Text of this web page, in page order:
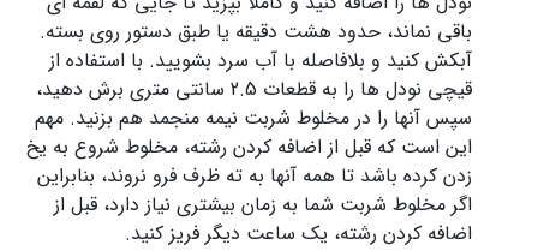
باقی نماند، حدود هشت دقیقه یا طبق دستور روی بسته.
آبکش کنید و بلافاصله با آب سرد بشویید. با استفاده از
قیچی نودل ها را به قطعات 2.5 سانتی متری برش دهید،
سپس آنها را در مخلوط شربت نیمه منجمد هم بزنید. مهم
این است که قبل از اضافه کردن رشته، مخلوط شروع به یخ
زدن کرده باشد تا همه آنها به ته ظرف فرو نروند، بنابراین
اگر مخلوط شربت شما به زمان بیشتری نیاز دارد، قبل از
اضافه کردن رشته، یک ساعت دیگر فریز کنید.